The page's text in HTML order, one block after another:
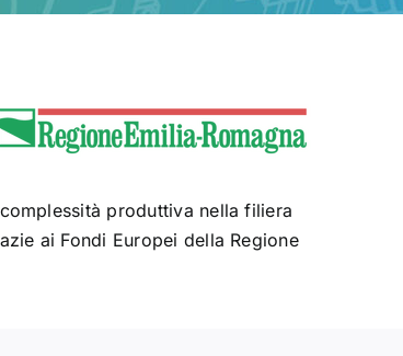
produttiva nella filiera
ai Fondi Europei della Regione